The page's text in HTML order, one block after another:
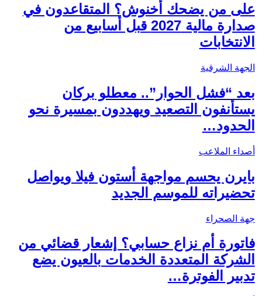
على من يضحك أخنوش؟ المتقاعدون في
صدارة مالية 2027 قبل أسابيع من
الانتخابات
الجهة الشرقية
بعد “فشل الحوار”.. معطلو بركان
يستأنفون التصعيد ويهددون بمسيرة نحو
الحدود…
أصداء الملاعب
بايرن يحسم مواجهة أستون فيلا ويواصل
تحضيراته للموسم الجديد
جهة الصحراء
فاتورة أم نزاع حسابي؟ إشعار قضائي من
الشركة المتعددة الخدمات بالعيون يضع
تدبير الفوترة…